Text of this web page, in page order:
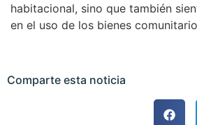
habitacional, sino que también
en el uso de los bienes
Comparte esta noticia